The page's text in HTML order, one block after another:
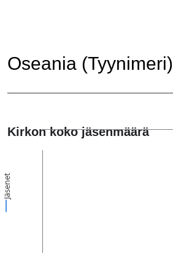
Oseania (Tyynimeri)
Kirkon koko jäsenmäärä
Jäsenet